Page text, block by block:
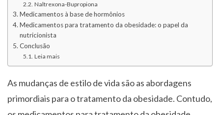
Naltrexona-Bupropiona
Medicamentos à base de hormônios
Medicamentos para tratamento da obesidade: o papel da
nutricionista
Conclusão
Leia mais
As mudanças de estilo de vida são as abordagens
primordiais para o tratamento da obesidade. Contudo,